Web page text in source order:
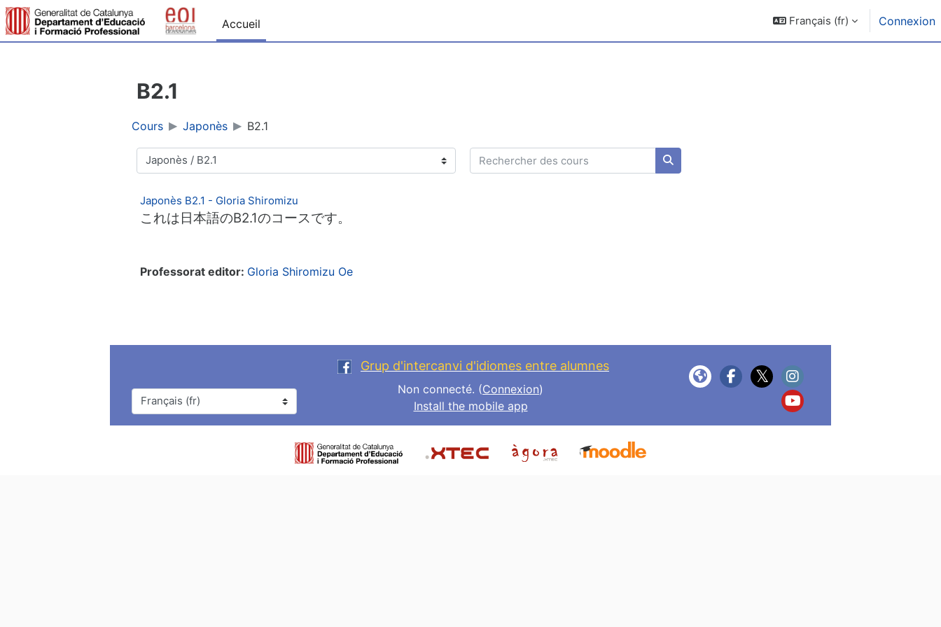
Passer au contenu principal
Accueil
Français ‎(fr)‎ Connexion
B2.1
Cours Japonès B2.1
Catégories de cours
Rechercher des cours
Rechercher des cours
Japonès B2.1 - Gloria Shiromizu
これは日本語のB2.1のコースです。
Professorat editor: Gloria Shiromizu Oe
Langue
Grup d'intercanvi d'idiomes entre alumnes
Non connecté. (Connexion)
Install the mobile app